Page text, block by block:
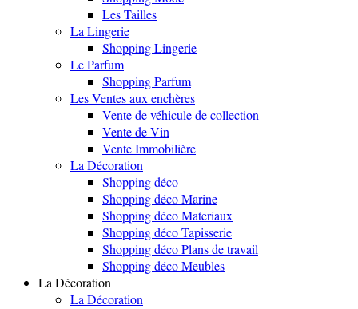
Les Tailles
La Lingerie
Shopping Lingerie
Le Parfum
Shopping Parfum
Les Ventes aux enchères
Vente de véhicule de collection
Vente de Vin
Vente Immobilière
La Décoration
Shopping déco
Shopping déco Marine
Shopping déco Materiaux
Shopping déco Tapisserie
Shopping déco Plans de travail
Shopping déco Meubles
La Décoration
La Décoration